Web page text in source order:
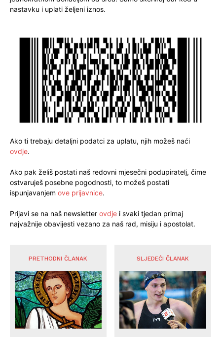
nastavku i uplati željeni iznos.
Ako ti trebaju detaljni podatci za uplatu, njih možeš naći
ovdje.
Ako pak želiš postati naš redovni mjesečni podupiratelj, čime
ostvaruješ posebne pogodnosti, to možeš postati
ispunjavanjem ove prijavnice.
Prijavi se na naš newsletter ovdje i svaki tjedan primaj
najvažnije obavijesti vezano za naš rad, misiju i apostolat.
PRETHODNI ČLANAK SLJEDEĆI ČLANAK